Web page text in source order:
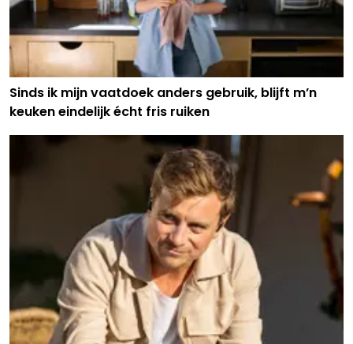
Sinds ik mijn vaatdoek anders gebruik, blijft m’n
keuken eindelijk écht fris ruiken